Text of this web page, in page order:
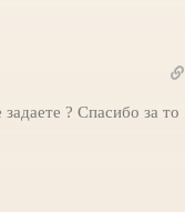
? Спасибо за то